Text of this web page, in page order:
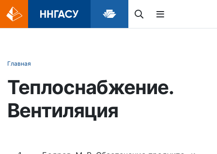
Главная
Теплоснабжение.
Вентиляция